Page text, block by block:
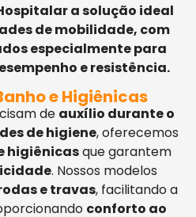
a solução ideal
de mobilidade, com
especialmente para
e resistência.
e Higiênicas
de auxílio durante o
de higiene, oferecemos
higiênicasque garantem
. Nossos modelos
e travas, facilitando a
conforto ao